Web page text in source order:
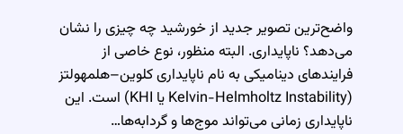
واضح‌ترین تصویر جدید از خورشید چه چیزی را نشان
می‌دهد؟ ناپایداری. البته منظور، نوع خاصی از
فرایندهای دینامیکی به نام ناپایداری کلوین–هلمهولتز
(Kelvin-Helmholtz Instability یا KHI) است. این
ناپایداری زمانی می‌تواند موج‌ها و گردابه‌ها…